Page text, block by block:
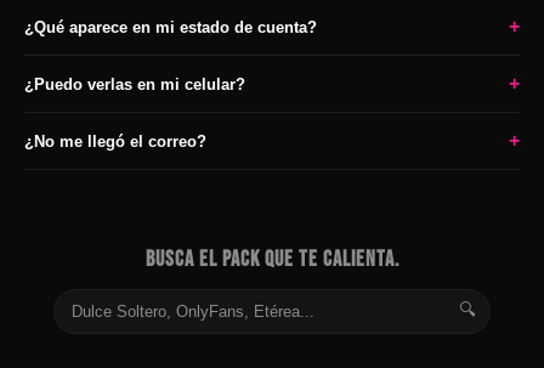
¿Qué aparece en mi estado de cuenta? +
¿Puedo verlas en mi celular? +
¿No me llegó el correo? +
BUSCA EL PACK QUE TE CALIENTA.
🔍